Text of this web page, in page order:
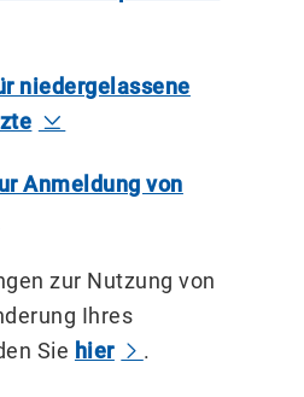
niedergelassene
Anmeldung von
zur Nutzung von
Ihres
Sie hier .